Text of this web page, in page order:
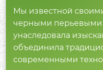
Мы известной
черными перьевыми
унаследовала
объединила
современными